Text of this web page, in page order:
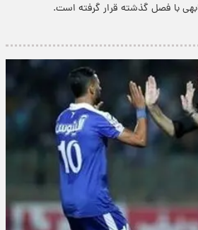
با فصل گذشته قرار گرفته است.